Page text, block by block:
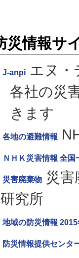
災情報サ
J-anpi エヌ・
各社の災
きます
各地の避難情報
ＮＨＫ災害情報 全国
災害廃棄物
災
究所
地域の防災情報
防災情報提供センタ